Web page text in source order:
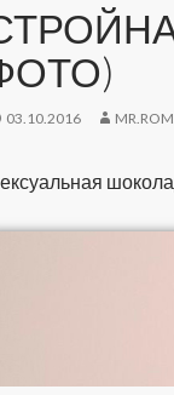
03.10.2016